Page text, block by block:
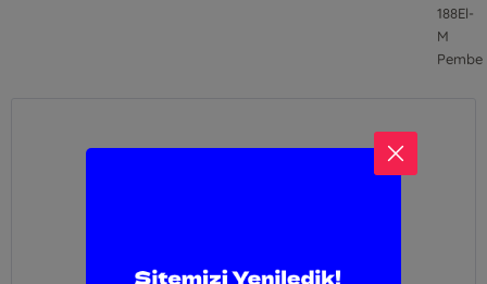
188El-
M
Pembe